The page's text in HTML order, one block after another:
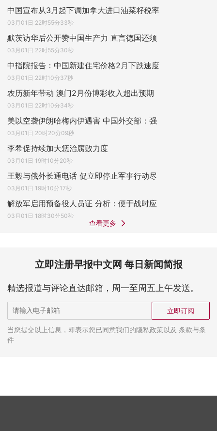
中国宣布从3月起下调加拿大进口油菜籽税率
03月01日 22时55分33秒
默茨访华后公开赞中国生产力 直言德国还须
03月01日 22时55分30秒
中指院报告：中国新建住宅价格2月下跌速度
03月01日 22时10分37秒
农历新年带动 澳门2月份博彩收入超出预期
03月01日 22时10分34秒
美以空袭伊朗哈梅内伊遇害 中国外交部：强
03月01日 20时20分09秒
李希促持续加大惩治腐败力度
03月01日 19时10分20秒
王毅与俄外长通电话 促立即停止军事行动尽
03月01日 19时10分17秒
解放军启用预备役人员证 分析：便于战时应
03月01日 18时30分50秒
查看更多
立即注册早报中文网 每日新闻简报
精选报道与评论直达邮箱，周一至周五上午发送。
立即订阅
当您提交以上信息，即表示您已同意我们的隐私政策以及 条款与条
件